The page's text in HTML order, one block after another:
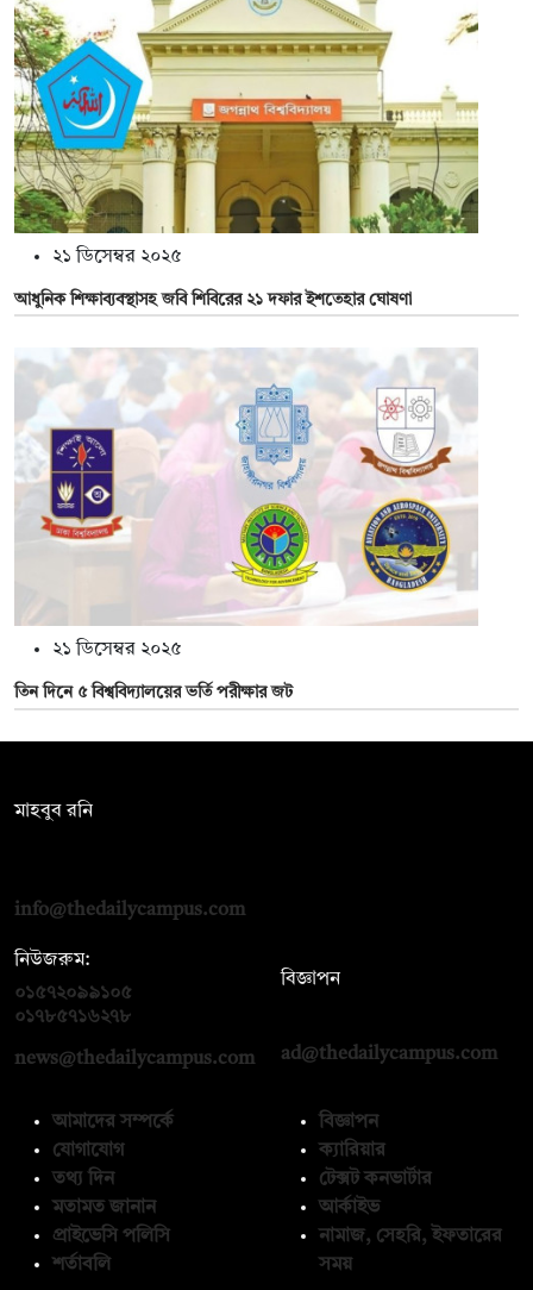
২১ ডিসেম্বর ২০২৫
আধুনিক শিক্ষাব্যবস্থাসহ জবি শিবিরের ২১ দফার ইশতেহার ঘোষণা
২১ ডিসেম্বর ২০২৫
তিন দিনে ৫ বিশ্ববিদ্যালয়ের ভর্তি পরীক্ষার জট
মাহবুব রনি
info@thedailycampus.com
নিউজরুম:
০১৫৭২০৯৯১০৫
০১৭৮৫৭১৬২৭৮
news@thedailycampus.com
বিজ্ঞাপন
ad@thedailycampus.com
আমাদের সম্পর্কে
যোগাযোগ
তথ্য দিন
মতামত জানান
প্রাইভেসি পলিসি
শর্তাবলি
বিজ্ঞাপন
ক্যারিয়ার
টেক্সট কনভার্টার
আর্কাইভ
নামাজ, সেহরি, ইফতারের
সময়